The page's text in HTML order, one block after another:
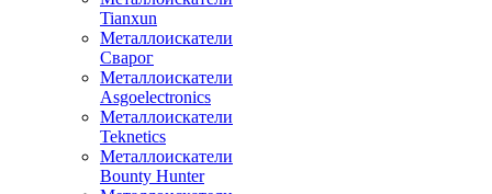
Tianxun
Металлоискатели
Сварог
Металлоискатели
Asgoelectronics
Металлоискатели
Teknetics
Металлоискатели
Bounty Hunter